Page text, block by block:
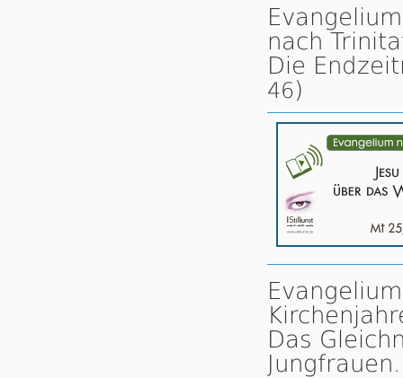
nach
Die
46)
Das
Jungfrauen.